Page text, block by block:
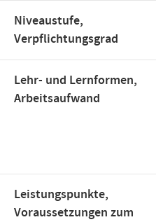
Niveaustufe,
Verpflichtungsgrad
Lehr- und Lernformen,
Arbeitsaufwand
Leistungspunkte,
Voraussetzungen zum